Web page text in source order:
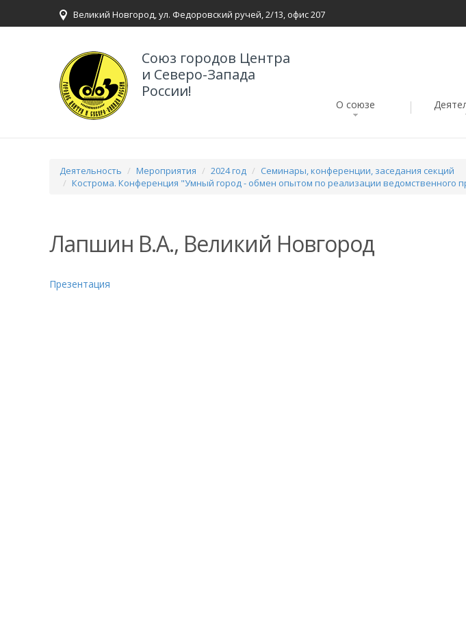
Великий Новгород, ул. Федоровский ручей, 2/13, офис 207
Союз городов Центра
и Северо-Запада
России!
О союзе
Деятельность Мероприятия 2024 год
Семинары, конференции, заседания секций
Кострома. Конференция "Умный город - обмен опытом по реализации ведомственного
Лапшин В.А., Великий Новгород
Презентация